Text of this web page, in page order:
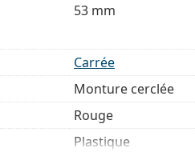
53 mm
Carrée
Monture cerclée
Rouge
Plastique